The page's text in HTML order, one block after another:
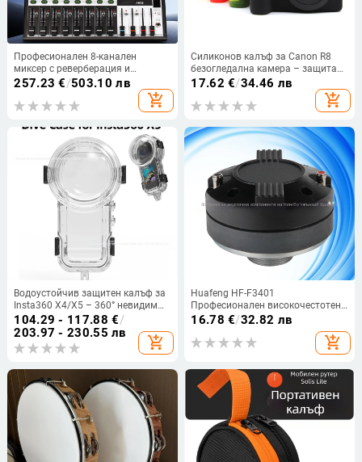
Професионален 8-канален
миксер с реверберация и
еквалайзер, USB и Bluetooth за
еквалайзер
257.23 €/503.10 лв
add_shopping_cart
Силиконов калъф за Canon R8
безогледална камера – защита
от износване и удари (модел R8)
17.62 €/34.46 лв
add_shopping_cart
Водоустойчив защитен калъф за
Insta360 X4/X5 – 360° невидим
дизайн, защита при гмуркане,
материал PC/PMMA, включен
антизамъгляващ лист
104.29 - 117.88 €/
203.97 - 230.55 лв
add_shopping_cart
Huafeng HF-F3401
Професионален високочестотен
драйвер за сценично аудио —
корпус: нова пластмаса и желязо
16.78 €/32.82 лв
add_shopping_cart